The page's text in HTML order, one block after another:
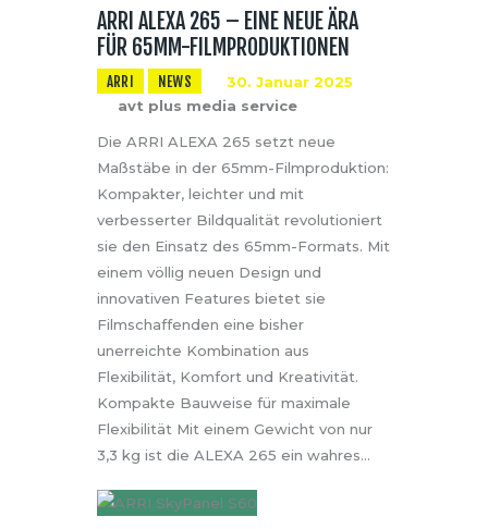
ARRI ALEXA 265 – EINE NEUE ÄRA
FÜR 65MM-FILMPRODUKTIONEN
ARRI NEWS
30. Januar 2025
avt plus media service
Die ARRI ALEXA 265 setzt neue
Maßstäbe in der 65mm-Filmproduktion:
Kompakter, leichter und mit
verbesserter Bildqualität revolutioniert
sie den Einsatz des 65mm-Formats. Mit
einem völlig neuen Design und
innovativen Features bietet sie
Filmschaffenden eine bisher
unerreichte Kombination aus
Flexibilität, Komfort und Kreativität.
Kompakte Bauweise für maximale
Flexibilität Mit einem Gewicht von nur
3,3 kg ist die ALEXA 265 ein wahres…